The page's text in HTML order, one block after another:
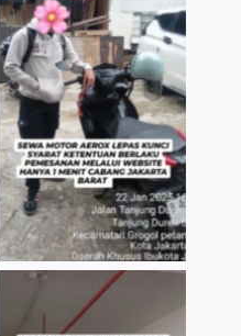
TNo Caption